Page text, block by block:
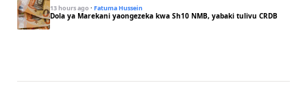
13 hours ago · Fatuma Hussein
Dola ya Marekani yaongezeka kwa Sh10 NMB, yabaki tulivu CRDB